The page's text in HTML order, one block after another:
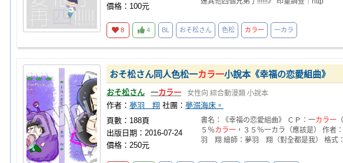
價格：100元
8 4 BL おそ松さん 色松 カラ一 一カラ
おそ松さん同人色松一カラ一小說本《幸福の恋愛組曲》
おそ松さん 一カラ一 女性向 綜合動漫類 小說本
作者： 夢羽 翔 社團： 夢溺海床。
頁數：188頁
出版日期：2016-07-24
價格：250元
書名：《幸福の恋愛組曲》 ＣＰ：一カラ一
５％カラ一 ，３５％一カラ（應該是） 作者
羽 翔 繪師：夢羽 翔（對全都是我） 格式